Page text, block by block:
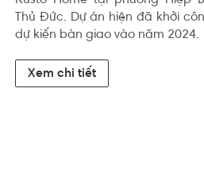
Thủ Đức. Dự án hiện đã khởi
dự kiến bàn giao vào năm 2024.
Xem chi tiết